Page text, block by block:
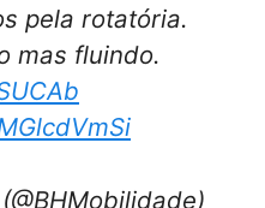
pela rotatória.
mas fluindo.